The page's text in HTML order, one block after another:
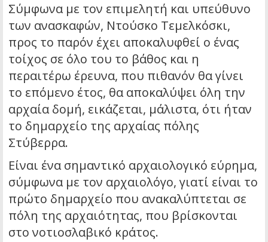
Σύμφωνα με τον επιμελητή και υπεύθυνο
των ανασκαφών, Ντούσκο Τεμελκόσκι,
προς το παρόν έχει αποκαλυφθεί ο ένας
τοίχος σε όλο του το βάθος και η
περαιτέρω έρευνα, που πιθανόν θα γίνει
το επόμενο έτος, θα αποκαλύψει όλη την
αρχαία δομή, εικάζεται, μάλιστα, ότι ήταν
το δημαρχείο της αρχαίας πόλης
Στύβερρα.
Είναι ένα σημαντικό αρχαιολογικό εύρημα,
σύμφωνα με τον αρχαιολόγο, γιατί είναι το
πρώτο δημαρχείο που ανακαλύπτεται σε
πόλη της αρχαιότητας, που βρίσκονται
στο νοτιοσλαβικό κράτος.